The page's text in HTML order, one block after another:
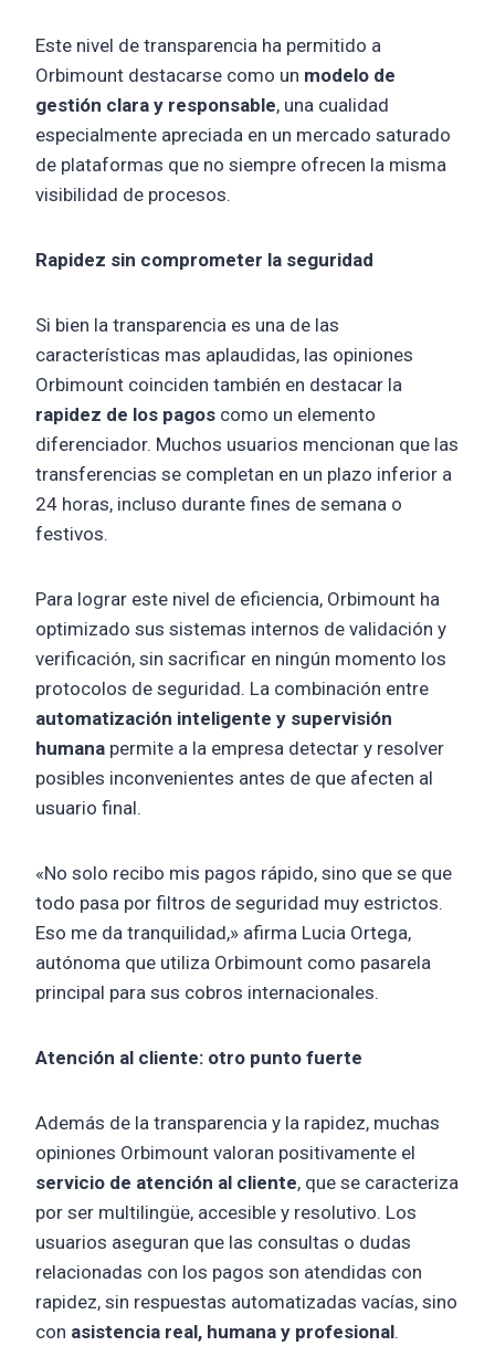
Este nivel de transparencia ha permitido a
Orbimount destacarse como un modelo de
gestión clara y responsable, una cualidad
especialmente apreciada en un mercado saturado
de plataformas que no siempre ofrecen la misma
visibilidad de procesos.
Rapidez sin comprometer la seguridad
Si bien la transparencia es una de las
características mas aplaudidas, las opiniones
Orbimount coinciden también en destacar la
rapidez de los pagos como un elemento
diferenciador. Muchos usuarios mencionan que las
transferencias se completan en un plazo inferior a
24 horas, incluso durante fines de semana o
festivos.
Para lograr este nivel de eficiencia, Orbimount ha
optimizado sus sistemas internos de validación y
verificación, sin sacrificar en ningún momento los
protocolos de seguridad. La combinación entre
automatización inteligente y supervisión
humana permite a la empresa detectar y resolver
posibles inconvenientes antes de que afecten al
usuario final.
«No solo recibo mis pagos rápido, sino que se que
todo pasa por filtros de seguridad muy estrictos.
Eso me da tranquilidad,» afirma Lucia Ortega,
autónoma que utiliza Orbimount como pasarela
principal para sus cobros internacionales.
Atención al cliente: otro punto fuerte
Además de la transparencia y la rapidez, muchas
opiniones Orbimount valoran positivamente el
servicio de atención al cliente, que se caracteriza
por ser multilingüe, accesible y resolutivo. Los
usuarios aseguran que las consultas o dudas
relacionadas con los pagos son atendidas con
rapidez, sin respuestas automatizadas vacías, sino
con asistencia real, humana y profesional.